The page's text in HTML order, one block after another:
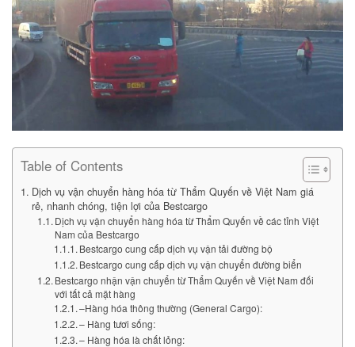
Table of Contents
Dịch vụ vận chuyển hàng hóa từ Thẩm Quyến về Việt Nam giá
rẻ, nhanh chóng, tiện lợi của Bestcargo
Dịch vụ vận chuyển hàng hóa từ Thẩm Quyến về các tỉnh Việt
Nam của Bestcargo
Bestcargo cung cấp dịch vụ vận tải đường bộ
Bestcargo cung cấp dịch vụ vận chuyển đường biển
Bestcargo nhận vận chuyển từ Thẩm Quyến về Việt Nam đối
với tất cả mặt hàng
–Hàng hóa thông thường (General Cargo):
– Hàng tươi sống:
– Hàng hóa là chất lỏng: